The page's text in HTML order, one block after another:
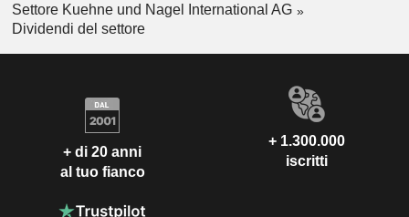
Settore Kuehne und Nagel International AG
Dividendi del settore
+ di 20 anni
al tuo fianco
+ 1.300.000
iscritti